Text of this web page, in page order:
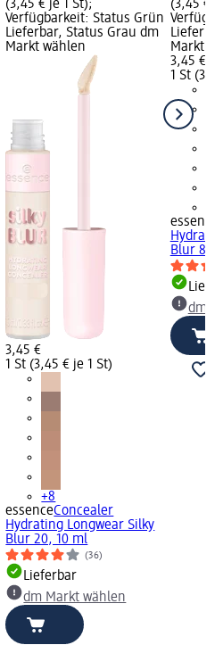
(3,45 € je 1 St);
Verfügbarkeit: Status Grün
Lieferbar, Status Grau dm
Markt wählen
3,45 €
1 St (3,45 € je 1 St)
+8
essenceConcealer
Hydrating Longwear Silky
Blur 20, 10 ml
(36)
Lieferbar
dm Markt wählen
(3,45 €
Markt
3,45 €
1 St
essence
Blur 80,
dm